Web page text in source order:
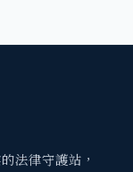
法律守護站，